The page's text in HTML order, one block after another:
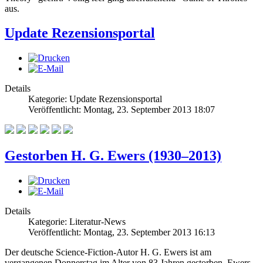
aus.
Update Rezensionsportal
Details
Kategorie: Update Rezensionsportal
Veröffentlicht: Montag, 23. September 2013 18:07
Gestorben H. G. Ewers (1930–2013)
Details
Kategorie: Literatur-News
Veröffentlicht: Montag, 23. September 2013 16:13
Der deutsche Science-Fiction-Autor H. G. Ewers ist am